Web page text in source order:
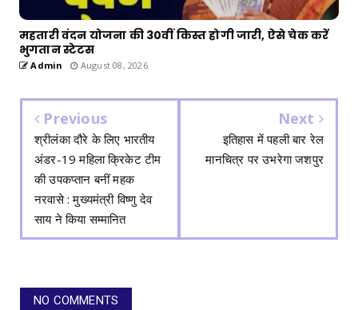
महतारी वंदन योजना की 30वीं किस्त होगी जारी, ऐसे चेक करें
भुगतान स्टेटस
Admin August 08, 2026
Previous
श्रीलंका दौरे के लिए भारतीय
अंडर-19 महिला क्रिकेट टीम
की उपकप्तान बनीं महक
नरवासे : मुख्यमंत्री विष्णु देव
साय ने किया सम्मानित
Next
इतिहास में पहली बार रेल
मानचित्र पर उभरेगा जशपुर
NO COMMENTS